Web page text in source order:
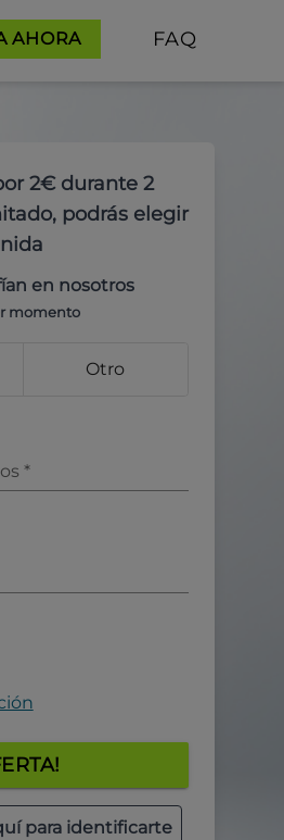
AHORA FAQ
2€ durante 2
podrás elegir
en nosotros
momento
Otro
*
para identificarte